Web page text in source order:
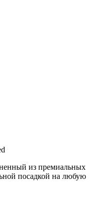
из премиальных
посадкой на любую